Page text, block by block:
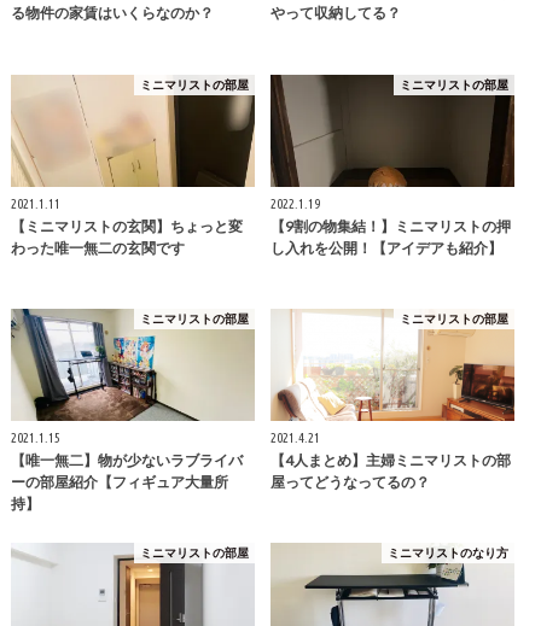
る物件の家賃はいくらなのか？
やって収納してる？
ミニマリストの部屋
2021.1.11
【ミニマリストの玄関】ちょっと変
わった唯一無二の玄関です
ミニマリストの部屋
2022.1.19
【9割の物集結！】ミニマリストの押
し入れを公開！【アイデアも紹介】
ミニマリストの部屋
2021.1.15
【唯一無二】物が少ないラブライバ
ーの部屋紹介【フィギュア大量所
持】
ミニマリストの部屋
2021.4.21
【4人まとめ】主婦ミニマリストの部
屋ってどうなってるの？
ミニマリストの部屋 ミニマリストのなり方